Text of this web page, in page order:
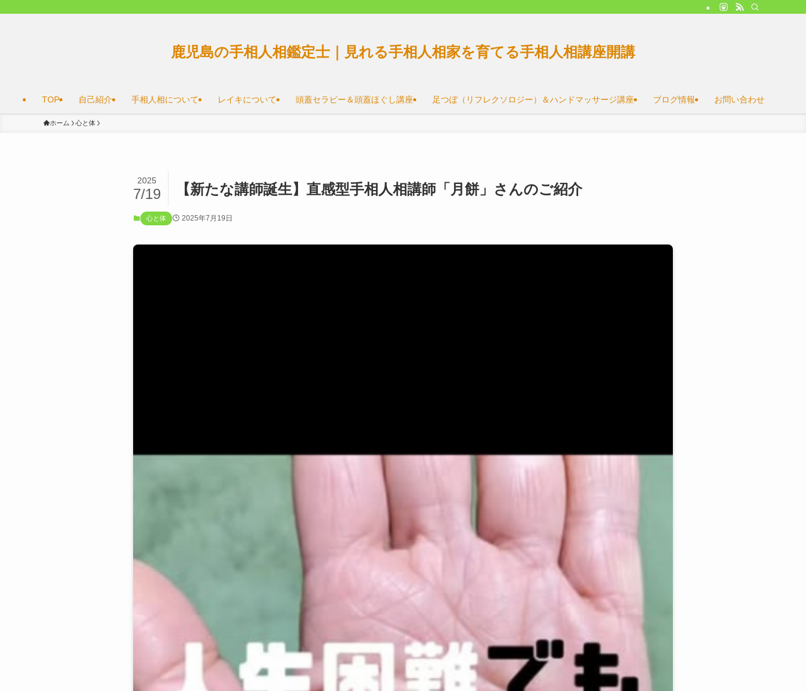
鹿児島の手相人相鑑定士｜見れる手相人相家を育てる手相人相講座開講
TOP 自己紹介 手相人相について レイキについて 頭蓋セラピー＆頭蓋ほぐし講座 足つぼ（リフレクソロジー）＆ハンドマッサージ講座 ブログ情報 お問い合わせ
ホーム 心と体
【新たな講師誕生】直感型手相人相講師「月餅」さんのご紹介
2025
7/19
心と体 2025年7月19日